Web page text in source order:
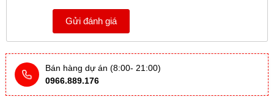
Gửi đánh giá
Bán hàng dự án (8:00- 21:00)
0966.889.176